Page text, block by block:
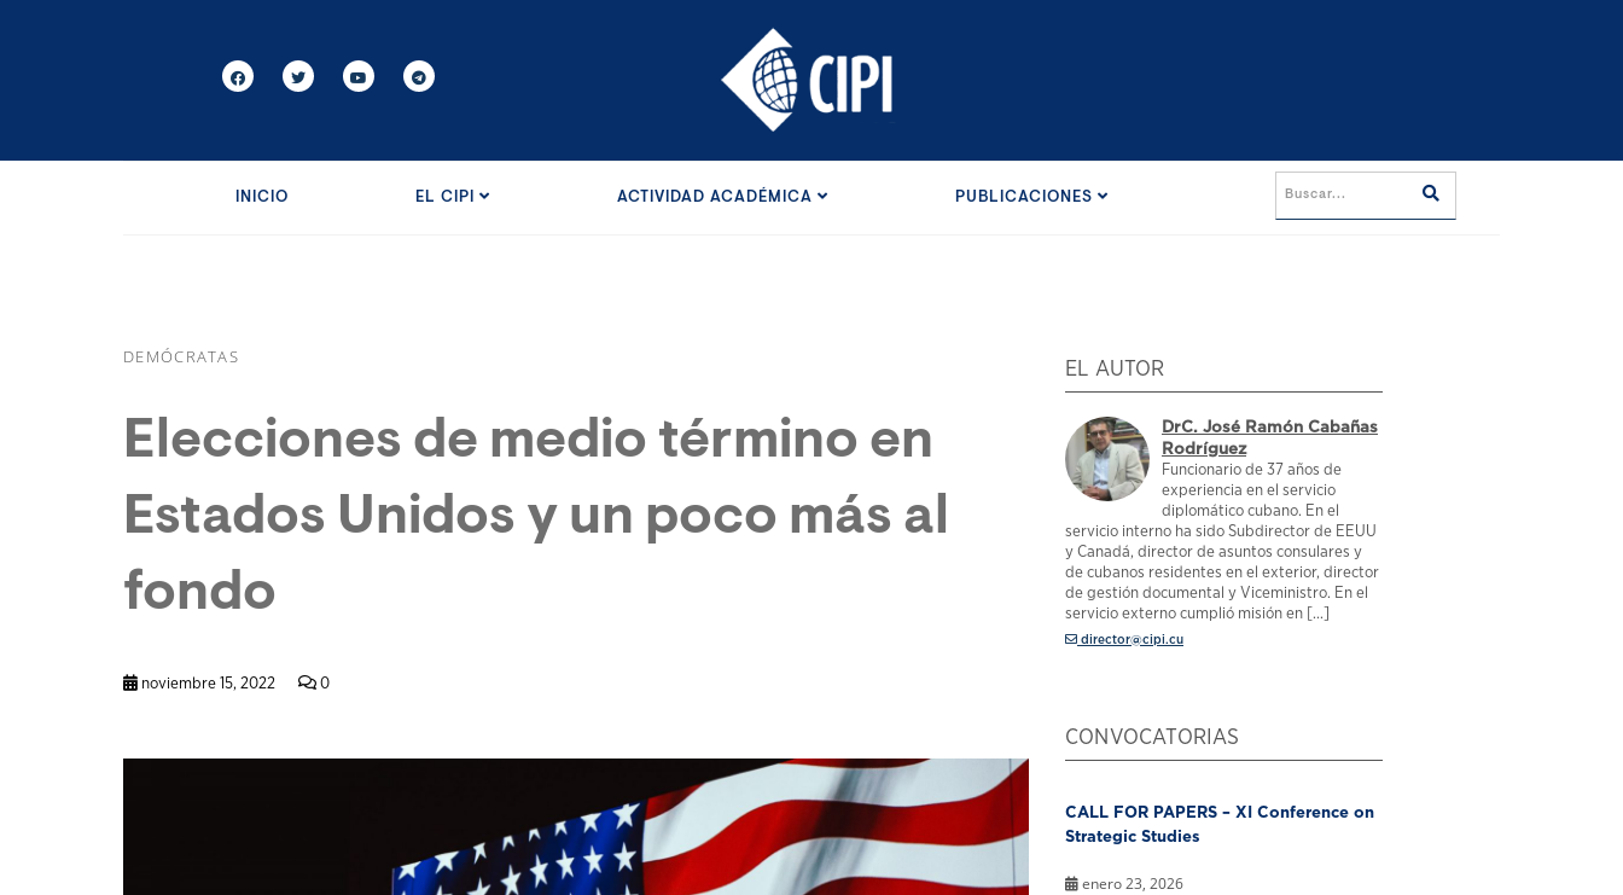
INICIO EL CIPI ACTIVIDAD ACADÉMICA PUBLICACIONES
DEMÓCRATAS
Elecciones de medio término en
Estados Unidos y un poco más al
fondo
noviembre 15, 2022 0
EL AUTOR
DrC. José Ramón Cabañas
Rodríguez
Funcionario de 37 años de
experiencia en el servicio
diplomático cubano. En el
servicio interno ha sido Subdirector de EEUU
y Canadá, director de asuntos consulares y
de cubanos residentes en el exterior, director
de gestión documental y Viceministro. En el
servicio externo cumplió misión en [...]
director@cipi.cu
CONVOCATORIAS
CALL FOR PAPERS – XI Conference on
Strategic Studies
enero 23, 2026